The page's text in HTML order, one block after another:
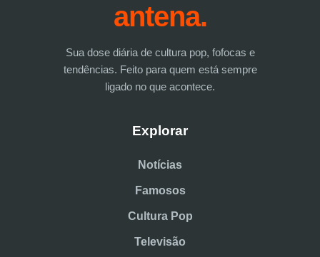
antena.
Sua dose diária de cultura pop, fofocas e
tendências. Feito para quem está sempre
ligado no que acontece.
Explorar
Notícias
Famosos
Cultura Pop
Televisão